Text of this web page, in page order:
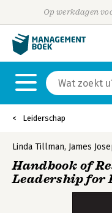
Op werkdagen
Leiderschap
Linda Tillman, James
Handbook of
Leadership for